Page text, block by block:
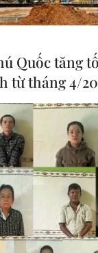
Quốc tăng
từ tháng 4/